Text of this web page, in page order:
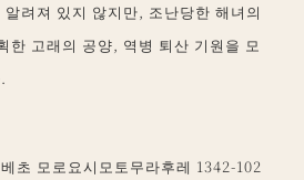
려져 있지 않지만, 조난당한 해녀의
한 고래의 공양, 역병 퇴산 기원을 모
초 모로요시모토무라후레 1342-102